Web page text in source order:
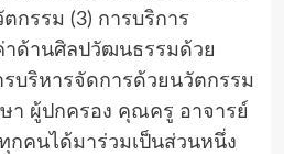
กรรม (3) การบริการ
ด้านศิลปวัฒนธรรมด้วย
บริหารจัดการด้วยนวัตกรรม
า ผู้ปกครอง คุณครู อาจารย์
กคนได้มาร่วมเป็นส่วนหนึ่ง